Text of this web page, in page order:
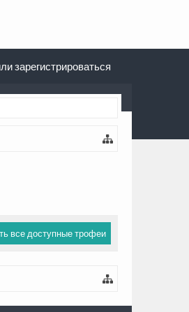
все доступные трофеи
зарегистрироваться